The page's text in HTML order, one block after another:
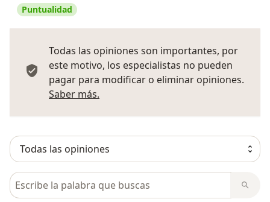
Puntualidad
Todas las opiniones son importantes, por
este motivo, los especialistas no pueden
pagar para modificar o eliminar opiniones.
Saber más.
Busca en opiniones